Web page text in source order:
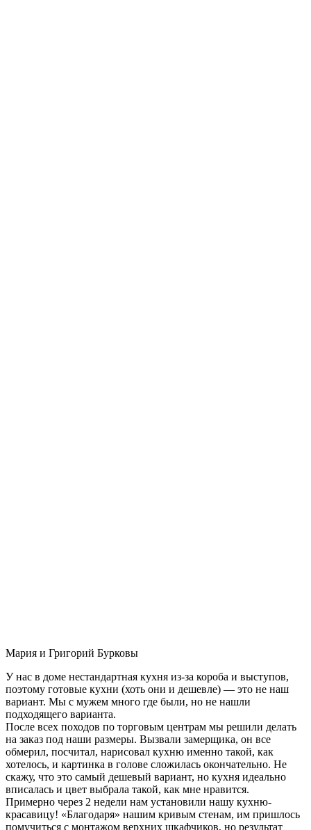
Мария и Григорий Бурковы
У нас в доме нестандартная кухня из-за короба и выступов,
поэтому готовые кухни (хоть они и дешевле) — это не наш
вариант. Мы с мужем много где были, но не нашли
подходящего варианта.
После всех походов по торговым центрам мы решили делать
на заказ под наши размеры. Вызвали замерщика, он все
обмерил, посчитал, нарисовал кухню именно такой, как
хотелось, и картинка в голове сложилась окончательно. Не
скажу, что это самый дешевый вариант, но кухня идеально
вписалась и цвет выбрала такой, как мне нравится.
Примерно через 2 недели нам установили нашу кухню-
красавицу! «Благодаря» нашим кривым стенам, им пришлось
помучиться с монтажом верхних шкафчиков, но результат